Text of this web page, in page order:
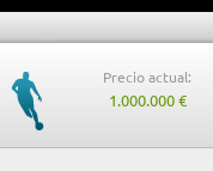
Precio actual:
1.000.000 €